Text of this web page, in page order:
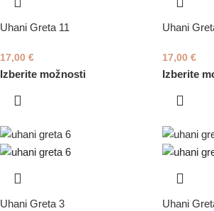
Uhani Greta 11
17,00 €
Izberite možnosti
Uhani
17,00 €
Izberite
Uhani Greta 3 Uhani